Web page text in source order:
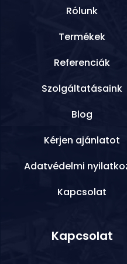
Rólunk
Termékek
Referenciák
Szolgáltatásaink
Blog
Kérjen ajánlatot
Adatvédelmi
Kapcsolat
Kapcsolat